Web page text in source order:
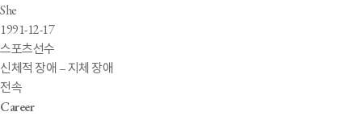
She
1991-12-17
스포츠선수
신체적 장애 – 지체 장애
전속
Career